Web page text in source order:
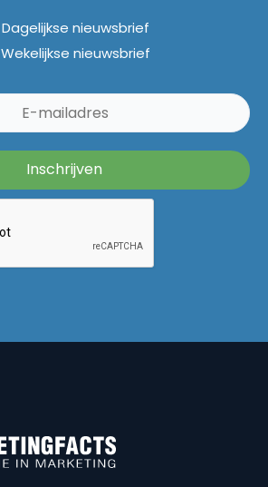
Dagelijkse nieuwsbrief
Wekelijkse nieuwsbrief